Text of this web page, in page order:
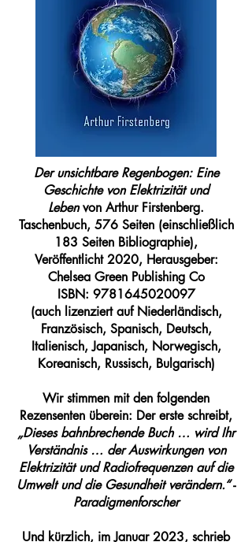
Der unsichtbare Regenbogen: Eine
Geschichte von Elektrizität und
Lebenvon Arthur Firstenberg.
Taschenbuch, 576 Seiten (einschließlich
183 Seiten Bibliographie),
Veröffentlicht 2020, Herausgeber:
Chelsea Green Publishing Co
ISBN: 9781645020097
(auch lizenziert auf Niederländisch,
Französisch, Spanisch, Deutsch,
Italienisch, Japanisch, Norwegisch,
Koreanisch, Russisch, Bulgarisch)
Wir stimmen mit den folgenden
Rezensenten überein: Der erste schreibt,
„Dieses bahnbrechende Buch … wird Ihr
Verständnis … der Auswirkungen von
Elektrizität und Radiofrequenzen auf die
Umwelt und die Gesundheit verändern.“-
Paradigmenforscher
Und kürzlich, im Januar 2023, schrieb